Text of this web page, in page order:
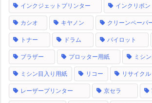
インクジェットプリンター インクリボン
カシオ キヤノン クリーンペーパ
トナー ドラム パイロット
ブラザー プロッター用紙 ミシ
ミシン目入り用紙 リコー リサイクル
レーザープリンター 京セラ